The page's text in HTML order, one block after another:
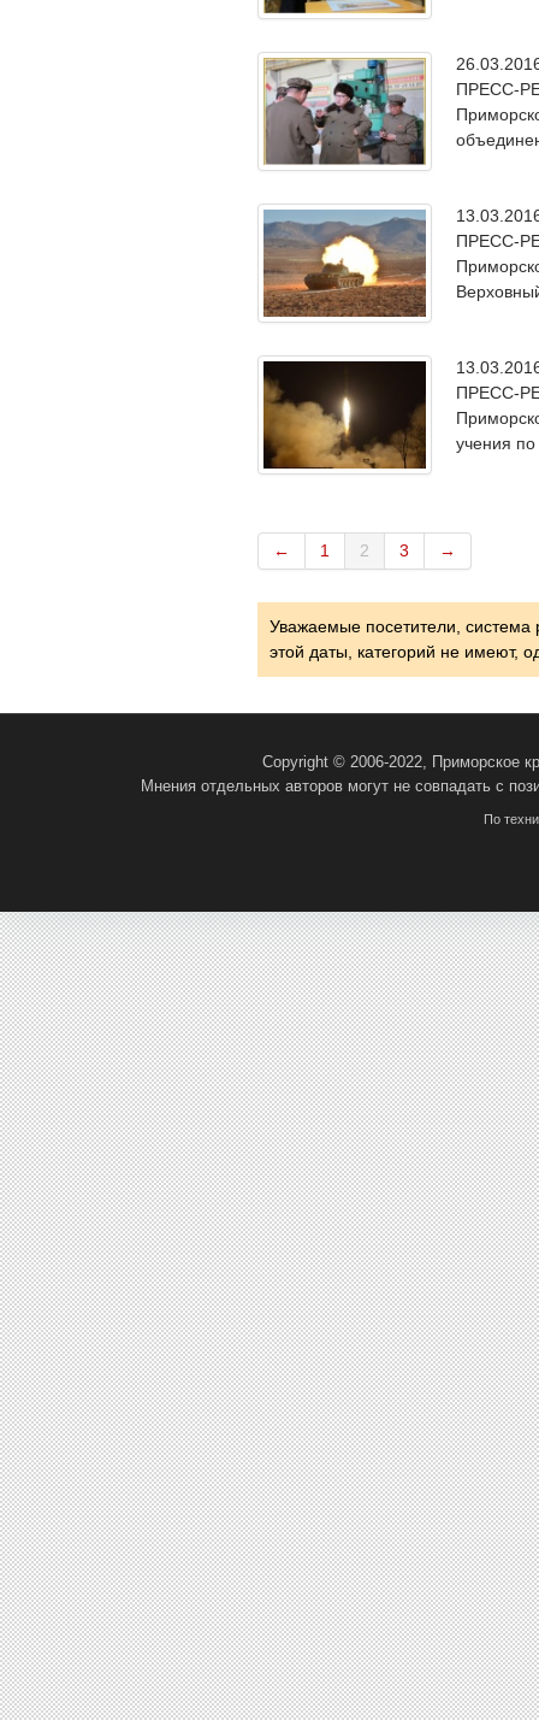
ПРЕСС-
ПРЕСС-
ПРЕСС-
учения
← 1 2 3 →
Уважаемые посетители, система
этой даты, категорий не имеют,
Copyright © 2006-2022, Приморское
Мнения отдельных авторов могут не совпадать с
По